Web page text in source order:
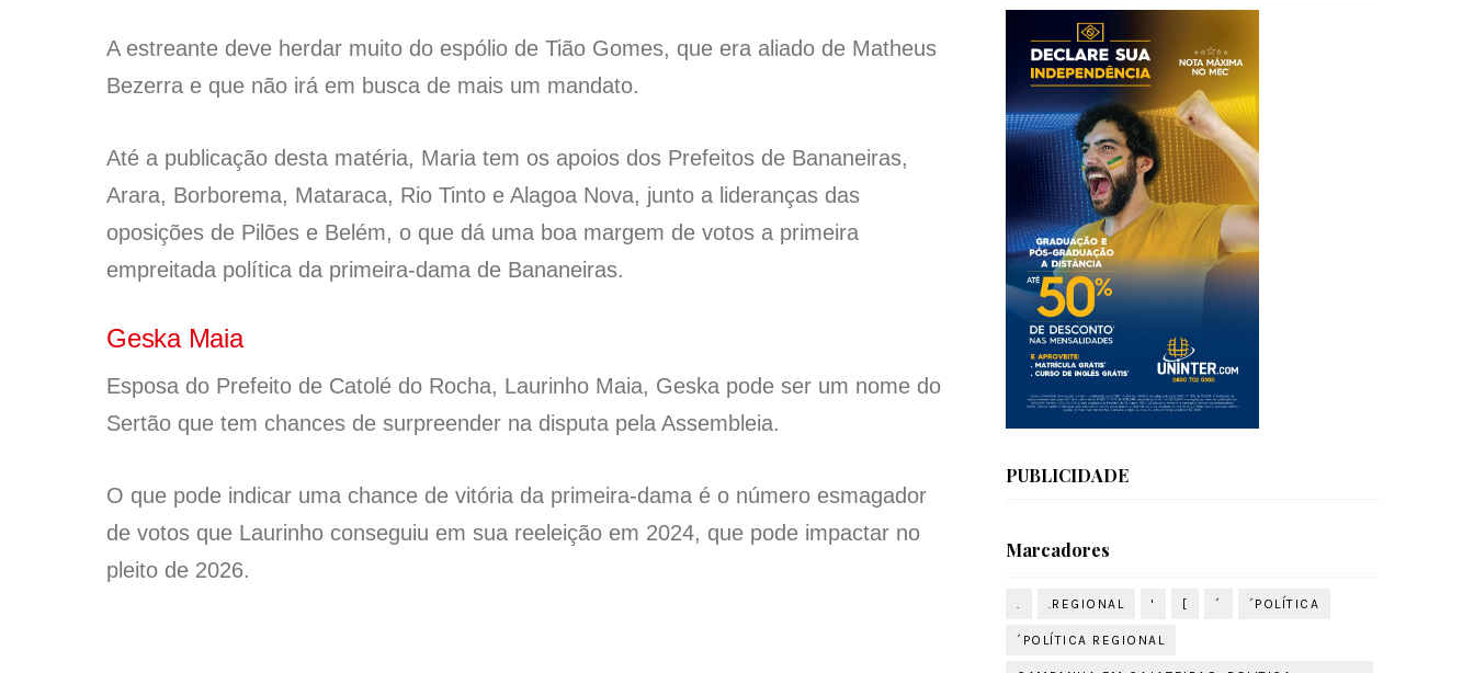
A estreante deve herdar muito do espólio de Tião Gomes, que era aliado de Matheus
Bezerra e que não irá em busca de mais um mandato.
Até a publicação desta matéria, Maria tem os apoios dos Prefeitos de Bananeiras,
Arara, Borborema, Mataraca, Rio Tinto e Alagoa Nova, junto a lideranças das
oposições de Pilões e Belém, o que dá uma boa margem de votos a primeira
empreitada política da primeira-dama de Bananeiras.
Geska Maia
Esposa do Prefeito de Catolé do Rocha, Laurinho Maia, Geska pode ser um nome do
Sertão que tem chances de surpreender na disputa pela Assembleia.
O que pode indicar uma chance de vitória da primeira-dama é o número esmagador
de votos que Laurinho conseguiu em sua reeleição em 2024, que pode impactar no
pleito de 2026.
PUBLICIDADE
Marcadores
. .REGIONAL ' [ ´ ´POLÍTICA
´POLÍTICA REGIONAL